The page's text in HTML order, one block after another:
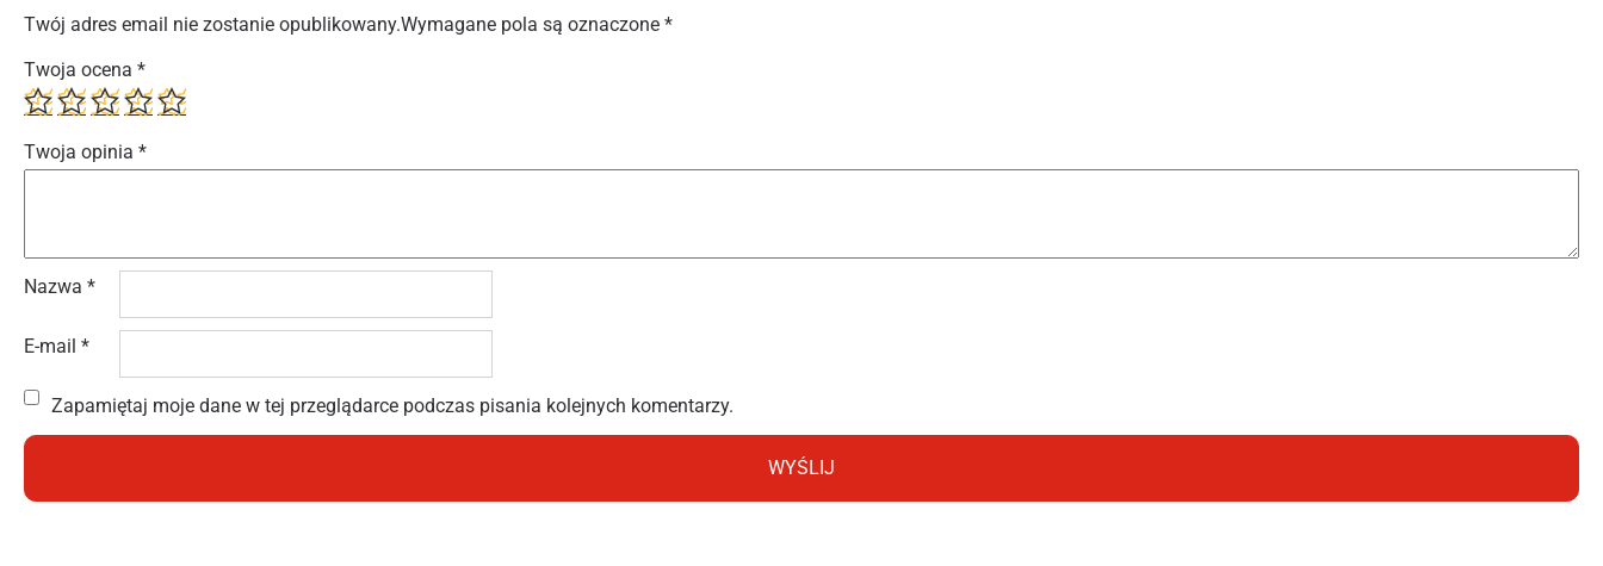
Twój adres email nie zostanie opublikowany.Wymagane pola są oznaczone *
Twoja ocena *
Twoja opinia *
Nazwa *
E-mail *
Zapamiętaj moje dane w tej przeglądarce podczas pisania kolejnych komentarzy.